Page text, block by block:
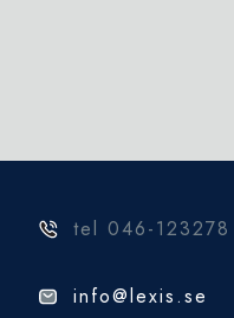
tel 046-123278
info@lexis.se